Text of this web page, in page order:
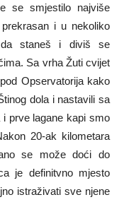
se smjestilo najviše
i u nekoliko
da staneš i diviš se
Sa vrha Žuti cvijet
Opservatorija kako
dola i nastavili sa
prve lagane kapi smo
20-ak kilometara
se može doći do
je definitvno mjesto
istraživati sve njene